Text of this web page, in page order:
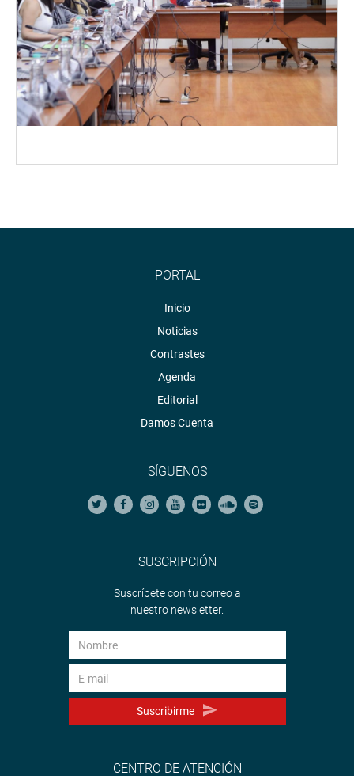
PORTAL
Inicio
Noticias
Contrastes
Agenda
Editorial
Damos Cuenta
SÍGUENOS
SUSCRIPCIÓN
Suscríbete con tu correo a
nuestro newsletter.
Suscribirme
CENTRO DE ATENCIÓN